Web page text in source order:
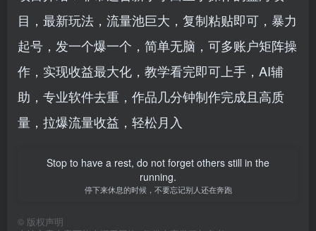
目，最新玩法，流量池巨大，复制粘贴即可，暴力
起号，发一个爆一个，简单无脑，可多账户矩阵操
作，实现收益最大化，教学看完即可上手，AI辅
助，专业软件去重，作品几分钟制作完成且高质
量，拉爆流量收益，轻松月入
Stop to have a rest, do not forget others still in the
running.
停下来休息的时候，不要忘记别人还在奔跑
© 版权声明